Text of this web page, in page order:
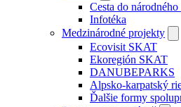
Cesta do národného
Infotéka
Medzinárodné projekty
Ecovisit SKAT
Ekoregión SKAT
DANUBEPARKS
Alpsko-karpatský
Ďalšie formy